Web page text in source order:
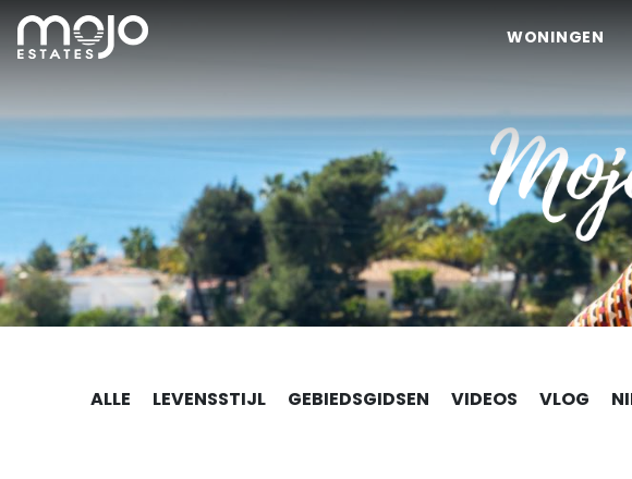
WONINGEN
ALLE LEVENSSTIJL GEBIEDSGIDSEN VIDEOS VLOG